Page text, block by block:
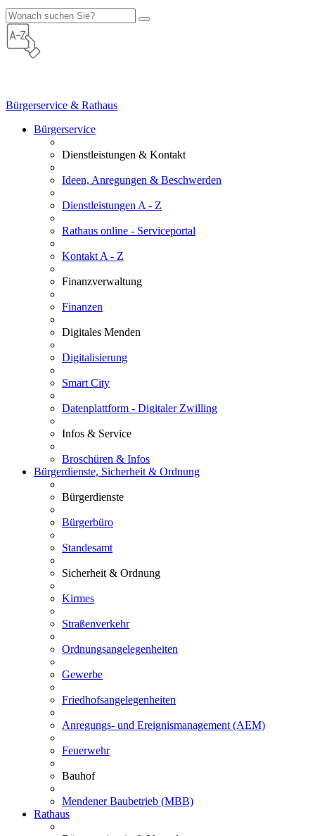
Bürgerservice & Rathaus
Bürgerservice
Dienstleistungen & Kontakt
Ideen, Anregungen & Beschwerden
Dienstleistungen A - Z
Rathaus online - Serviceportal
Kontakt A - Z
Finanzverwaltung
Finanzen
Digitales Menden
Digitalisierung
Smart City
Datenplattform - Digitaler Zwilling
Infos & Service
Broschüren & Infos
Bürgerdienste, Sicherheit & Ordnung
Bürgerdienste
Bürgerbüro
Standesamt
Sicherheit & Ordnung
Kirmes
Straßenverkehr
Ordnungsangelegenheiten
Gewerbe
Friedhofsangelegenheiten
Anregungs- und Ereignismanagement (AEM)
Feuerwehr
Bauhof
Mendener Baubetrieb (MBB)
Rathaus